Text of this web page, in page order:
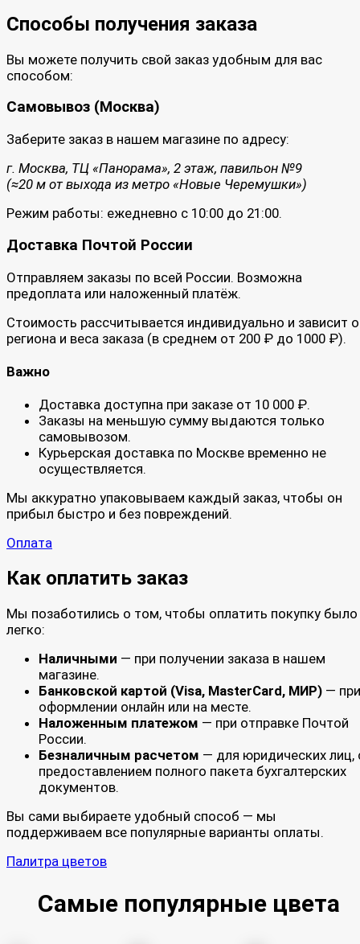
Способы получения заказа
Вы можете получить свой заказ удобным для вас
способом:
Самовывоз (Москва)
Заберите заказ в нашем магазине по адресу:
г. Москва, ТЦ «Панорама», 2 этаж, павильон №9
(≈20 м от выхода из метро «Новые Черемушки»)
Режим работы: ежедневно с 10:00 до 21:00.
Доставка Почтой России
Отправляем заказы по всей России. Возможна
предоплата или наложенный платёж.
Стоимость рассчитывается индивидуально и зависит
региона и веса заказа (в среднем от 200 ₽ до 1000 ₽).
Важно
Доставка доступна при заказе от 10 000 ₽.
Заказы на меньшую сумму выдаются только
самовывозом.
Курьерская доставка по Москве временно не
осуществляется.
Мы аккуратно упаковываем каждый заказ, чтобы он
прибыл быстро и без повреждений.
Оплата
Как оплатить заказ
Мы позаботились о том, чтобы оплатить покупку было
легко:
Наличными — при получении заказа в нашем
магазине.
Банковской картой (Visa, MasterCard, МИР) — при
оформлении онлайн или на месте.
Наложенным платежом — при отправке Почтой
России.
Безналичным расчетом — для юридических лиц,
предоставлением полного пакета бухгалтерских
документов.
Вы сами выбираете удобный способ — мы
поддерживаем все популярные варианты оплаты.
Палитра цветов
Самые популярные цвета